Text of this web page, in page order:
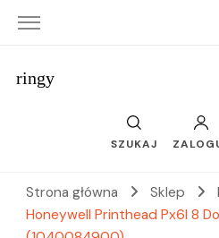
ringy
SZUKAJ
Strona główna Sklep
Honeywell Printhead Px6I 8